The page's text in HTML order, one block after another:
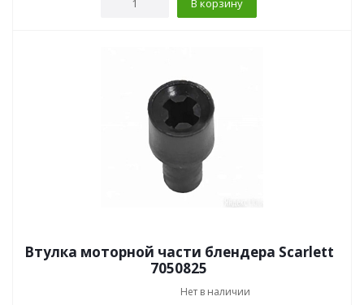
Втулка моторной части блендера Scarlett
7050825
Нет в наличии